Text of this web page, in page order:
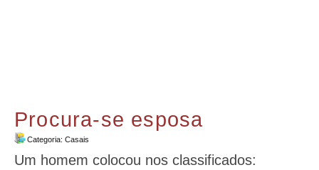
Procura-se esposa
Categoria: Casais
Um homem colocou nos classificados: